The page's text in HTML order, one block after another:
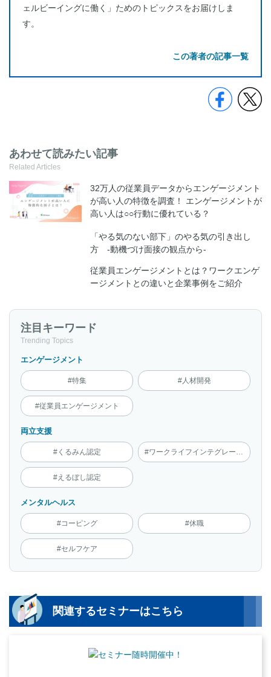
ェルビーイングに働く」ためのトピックスをお届けしま
す。
この著者の記事一覧
あわせて読みたい記事
Related Articles
32万人の従業員データからエンゲージメント
が高い人の特徴を調査！ エンゲージメントが
高い人は○○行動に優れている？
「やる気のない部下」のやる気の引き出し
方 -動機づけ面接の観点から-
従業員エンゲージメントとは？ワークエンゲ
ージメントとの違いと企業事例をご紹介
注目キーワード
Trending Topics
エンゲージメント
#特集 #人材開発
#従業員エンゲージメント
両立支援
#くるみん認定 #ワークライフインテグレーション
#えるぼし認定
メンタルヘルス
#コーピング #休職
#セルフケア
関連するセミナーはこちら